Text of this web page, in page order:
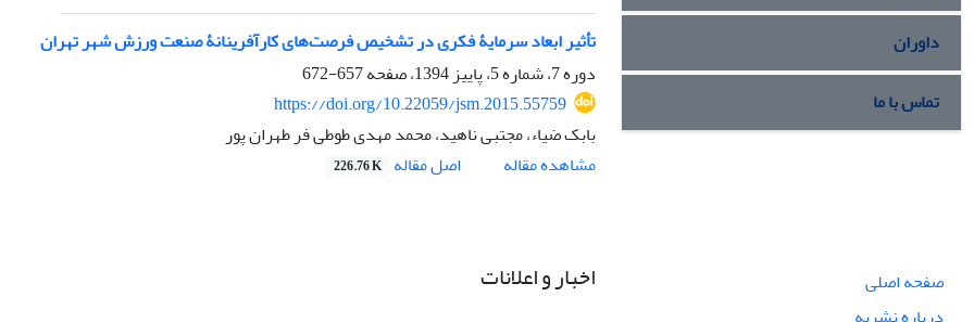
تأثیر ابعاد سرمایۀ فکری در تشخیص فرصت‌های کارآفرینانۀ صنعت ورزش شهر تهران
دوره 7، شماره 5، پاییز 1394، صفحه
657-672
https://doi.org/10.22059/jsm.2015.55759
بابک ضیاء، مجتبی ناهید، محمد مهدی طوطی فر طهران پور
مشاهده مقاله
اصل مقاله 226.76 K
داوران
تماس با ما
صفحه اصلی
اخبار و اعلانات